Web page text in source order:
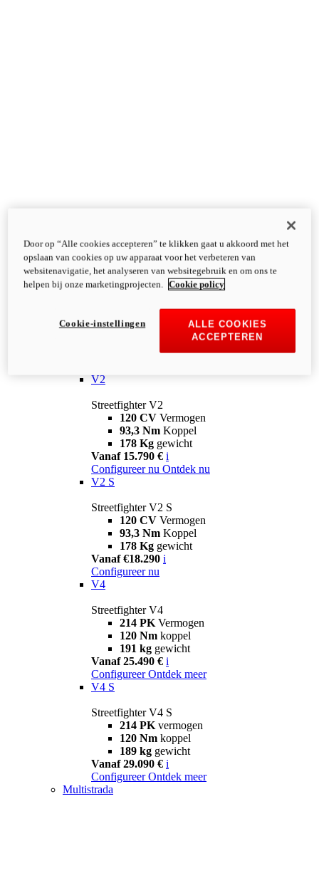
V2
Streetfighter V2
120 CV Vermogen
93,3 Nm Koppel
178 Kg gewicht
Vanaf 15.790 € i
Configureer nu Ontdek nu
V2 S
Streetfighter V2 S
120 CV Vermogen
93,3 Nm Koppel
178 Kg gewicht
Vanaf €18.290 i
Configureer nu
V4
Streetfighter V4
214 PK Vermogen
120 Nm koppel
191 kg gewicht
Vanaf 25.490 € i
Configureer Ontdek meer
V4 S
Streetfighter V4 S
214 PK vermogen
120 Nm koppel
189 kg gewicht
Vanaf 29.090 € i
Configureer Ontdek meer
Multistrada
Door op “Alle cookies accepteren” te klikken gaat u akkoord met het
opslaan van cookies op uw apparaat voor het verbeteren van
websitenavigatie, het analyseren van websitegebruik en om ons te
helpen bij onze marketingprojecten.
Cookie policy
ALLE COOKIES
ACCEPTEREN
Cookie-instellingen